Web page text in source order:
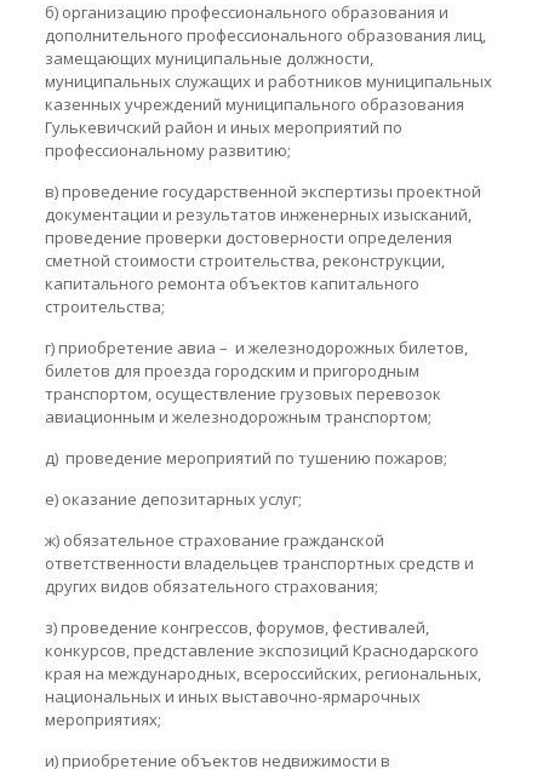
б) организацию профессионального образования и
дополнительного профессионального образования лиц,
замещающих муниципальные должности,
муниципальных служащих и работников муниципальных
казенных учреждений муниципального образования
Гулькевичский район и иных мероприятий по
профессиональному развитию;
в) проведение государственной экспертизы проектной
документации и результатов инженерных изысканий,
проведение проверки достоверности определения
сметной стоимости строительства, реконструкции,
капитального ремонта объектов капитального
строительства;
г) приобретение авиа – и железнодорожных билетов,
билетов для проезда городским и пригородным
транспортом, осуществление грузовых перевозок
авиационным и железнодорожным транспортом;
д) проведение мероприятий по тушению пожаров;
е) оказание депозитарных услуг;
ж) обязательное страхование гражданской
ответственности владельцев транспортных средств и
других видов обязательного страхования;
з) проведение конгрессов, форумов, фестивалей,
конкурсов, представление экспозиций Краснодарского
края на международных, всероссийских, региональных,
национальных и иных выставочно-ярмарочных
мероприятиях;
и) приобретение объектов недвижимости в